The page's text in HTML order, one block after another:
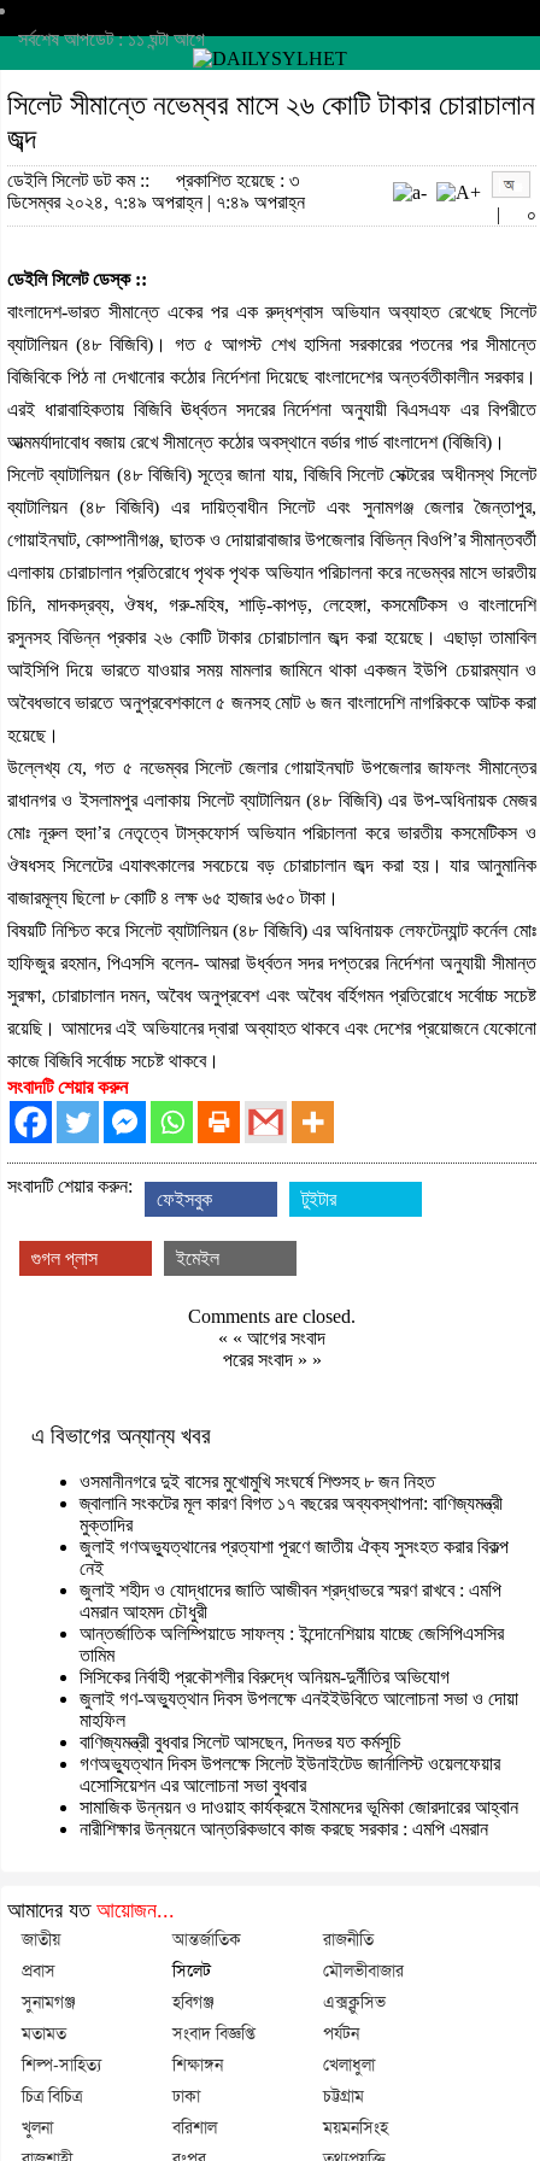
সর্বশেষ আপডেট : ১১ ঘন্টা আগে
সিলেট সীমান্তে নভেম্বর মাসে ২৬ কোটি টাকার চোরাচালান
জব্দ
ডেইলি সিলেট ডট কম ::
প্রকাশিত হয়েছে : ৩
ডিসেম্বর ২০২৪, ৭:৪৯ অপরাহ্ন | ৭:৪৯ অপরাহ্ন
| ০
ডেইলি সিলেট ডেস্ক ::
বাংলাদেশ-ভারত সীমান্তে একের পর এক রুদ্ধশ্বাস অভিযান অব্যাহত রেখেছে সিলেট
ব্যাটালিয়ন (৪৮ বিজিবি)। গত ৫ আগস্ট শেখ হাসিনা সরকারের পতনের পর সীমান্তে
বিজিবিকে পিঠ না দেখানোর কঠোর নির্দেশনা দিয়েছে বাংলাদেশের অন্তর্বতীকালীন সরকার।
এরই ধারাবাহিকতায় বিজিবি ঊর্ধ্বতন সদরের নির্দেশনা অনুযায়ী বিএসএফ এর বিপরীতে
আত্মমর্যাদাবোধ বজায় রেখে সীমান্তে কঠোর অবস্থানে বর্ডার গার্ড বাংলাদেশ (বিজিবি)।
সিলেট ব্যাটালিয়ন (৪৮ বিজিবি) সূত্রে জানা যায়, বিজিবি সিলেট সেক্টরের অধীনস্থ সিলেট
ব্যাটালিয়ন (৪৮ বিজিবি) এর দায়িত্বাধীন সিলেট এবং সুনামগঞ্জ জেলার জৈন্তাপুর,
গোয়াইনঘাট, কোম্পানীগঞ্জ, ছাতক ও দোয়ারাবাজার উপজেলার বিভিন্ন বিওপি’র সীমান্তবর্তী
এলাকায় চোরাচালান প্রতিরোধে পৃথক পৃথক অভিযান পরিচালনা করে নভেম্বর মাসে ভারতীয়
চিনি, মাদকদ্রব্য, ঔষধ, গরু-মহিষ, শাড়ি-কাপড়, লেহেঙ্গা, কসমেটিকস ও বাংলাদেশি
রসুনসহ বিভিন্ন প্রকার ২৬ কোটি টাকার চোরাচালান জব্দ করা হয়েছে। এছাড়া তামাবিল
আইসিপি দিয়ে ভারতে যাওয়ার সময় মামলার জামিনে থাকা একজন ইউপি চেয়ারম্যান ও
অবৈধভাবে ভারতে অনুপ্রবেশকালে ৫ জনসহ মোট ৬ জন বাংলাদেশি নাগরিককে আটক করা
হয়েছে।
উল্লেখ্য যে, গত ৫ নভেম্বর সিলেট জেলার গোয়াইনঘাট উপজেলার জাফলং সীমান্তের
রাধানগর ও ইসলামপুর এলাকায় সিলেট ব্যাটালিয়ন (৪৮ বিজিবি) এর উপ-অধিনায়ক মেজর
মোঃ নূরুল হুদা’র নেতৃত্বে টাস্কফোর্স অভিযান পরিচালনা করে ভারতীয় কসমেটিকস ও
ঔষধসহ সিলেটের এযাবৎকালের সবচেয়ে বড় চোরাচালান জব্দ করা হয়। যার আনুমানিক
বাজারমূল্য ছিলো ৮ কোটি ৪ লক্ষ ৬৫ হাজার ৬৫০ টাকা।
বিষয়টি নিশ্চিত করে সিলেট ব্যাটালিয়ন (৪৮ বিজিবি) এর অধিনায়ক লেফটেন্যান্ট কর্নেল মোঃ
হাফিজুর রহমান, পিএসসি বলেন- আমরা উর্ধ্বতন সদর দপ্তরের নির্দেশনা অনুযায়ী সীমান্ত
সুরক্ষা, চোরাচালান দমন, অবৈধ অনুপ্রবেশ এবং অবৈধ বর্হিগমন প্রতিরোধে সর্বোচ্চ সচেষ্ট
রয়েছি। আমাদের এই অভিযানের দ্বারা অব্যাহত থাকবে এবং দেশের প্রয়োজনে যেকোনো
কাজে বিজিবি সর্বোচ্চ সচেষ্ট থাকবে।
সংবাদটি শেয়ার করুন
সংবাদটি শেয়ার করুন:
ফেইসবুক টুইটার
গুগল প্লাস ইমেইল
Comments are closed.
« «আগের সংবাদ
পরের সংবাদ » »
এ বিভাগের অন্যান্য খবর
ওসমানীনগরে দুই বাসের মুখোমুখি সংঘর্ষে শিশুসহ ৮ জন নিহত
জ্বালানি সংকটের মূল কারণ বিগত ১৭ বছরের অব্যবস্থাপনা: বাণিজ্যমন্ত্রী
মুক্তাদির
জুলাই গণঅভ্যুত্থানের প্রত্যাশা পূরণে জাতীয় ঐক্য সুসংহত করার বিকল্প
নেই
জুলাই শহীদ ও যোদ্ধাদের জাতি আজীবন শ্রদ্ধাভরে স্মরণ রাখবে : এমপি
এমরান আহমদ চৌধুরী
আন্তর্জাতিক অলিম্পিয়াডে সাফল্য : ইন্দোনেশিয়ায় যাচ্ছে জেসিপিএসসির
তামিম
সিসিকের নির্বাহী প্রকৌশলীর বিরুদ্ধে অনিয়ম-দুর্নীতির অভিযোগ
জুলাই গণ-অভ্যুত্থান দিবস উপলক্ষে এনইইউবিতে আলোচনা সভা ও দোয়া
মাহফিল
বাণিজ্যমন্ত্রী বুধবার সিলেট আসছেন, দিনভর যত কর্মসূচি
গণঅভ্যুত্থান দিবস উপলক্ষে সিলেট ইউনাইটেড জার্নালিস্ট ওয়েলফেয়ার
এসোসিয়েশন এর আলোচনা সভা বুধবার
সামাজিক উন্নয়ন ও দাওয়াহ কার্যক্রমে ইমামদের ভূমিকা জোরদারের আহ্বান
নারীশিক্ষার উন্নয়নে আন্তরিকভাবে কাজ করছে সরকার : এমপি এমরান
আমাদের যত আয়োজন...
জাতীয় আন্তর্জাতিক
রাজনীতি
প্রবাস
সিলেট
মৌলভীবাজার
সুনামগঞ্জ
হবিগঞ্জ
এক্সক্লুসিভ
মতামত
সংবাদ বিজ্ঞপ্তি
পর্যটন
শিল্প-সাহিত্য
শিক্ষাঙ্গন
খেলাধুলা
চিত্র বিচিত্র
ঢাকা
চট্টগ্রাম
খুলনা
বরিশাল
ময়মনসিংহ